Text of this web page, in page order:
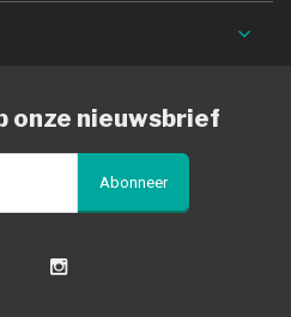
onze nieuwsbrief
Abonneer